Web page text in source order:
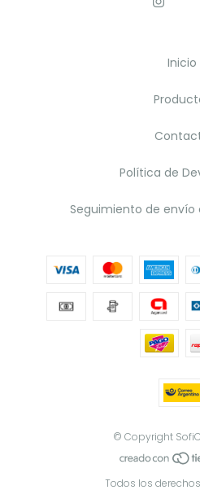
Inicio
Política de
Seguimiento de envío
© Copyright
Todos los